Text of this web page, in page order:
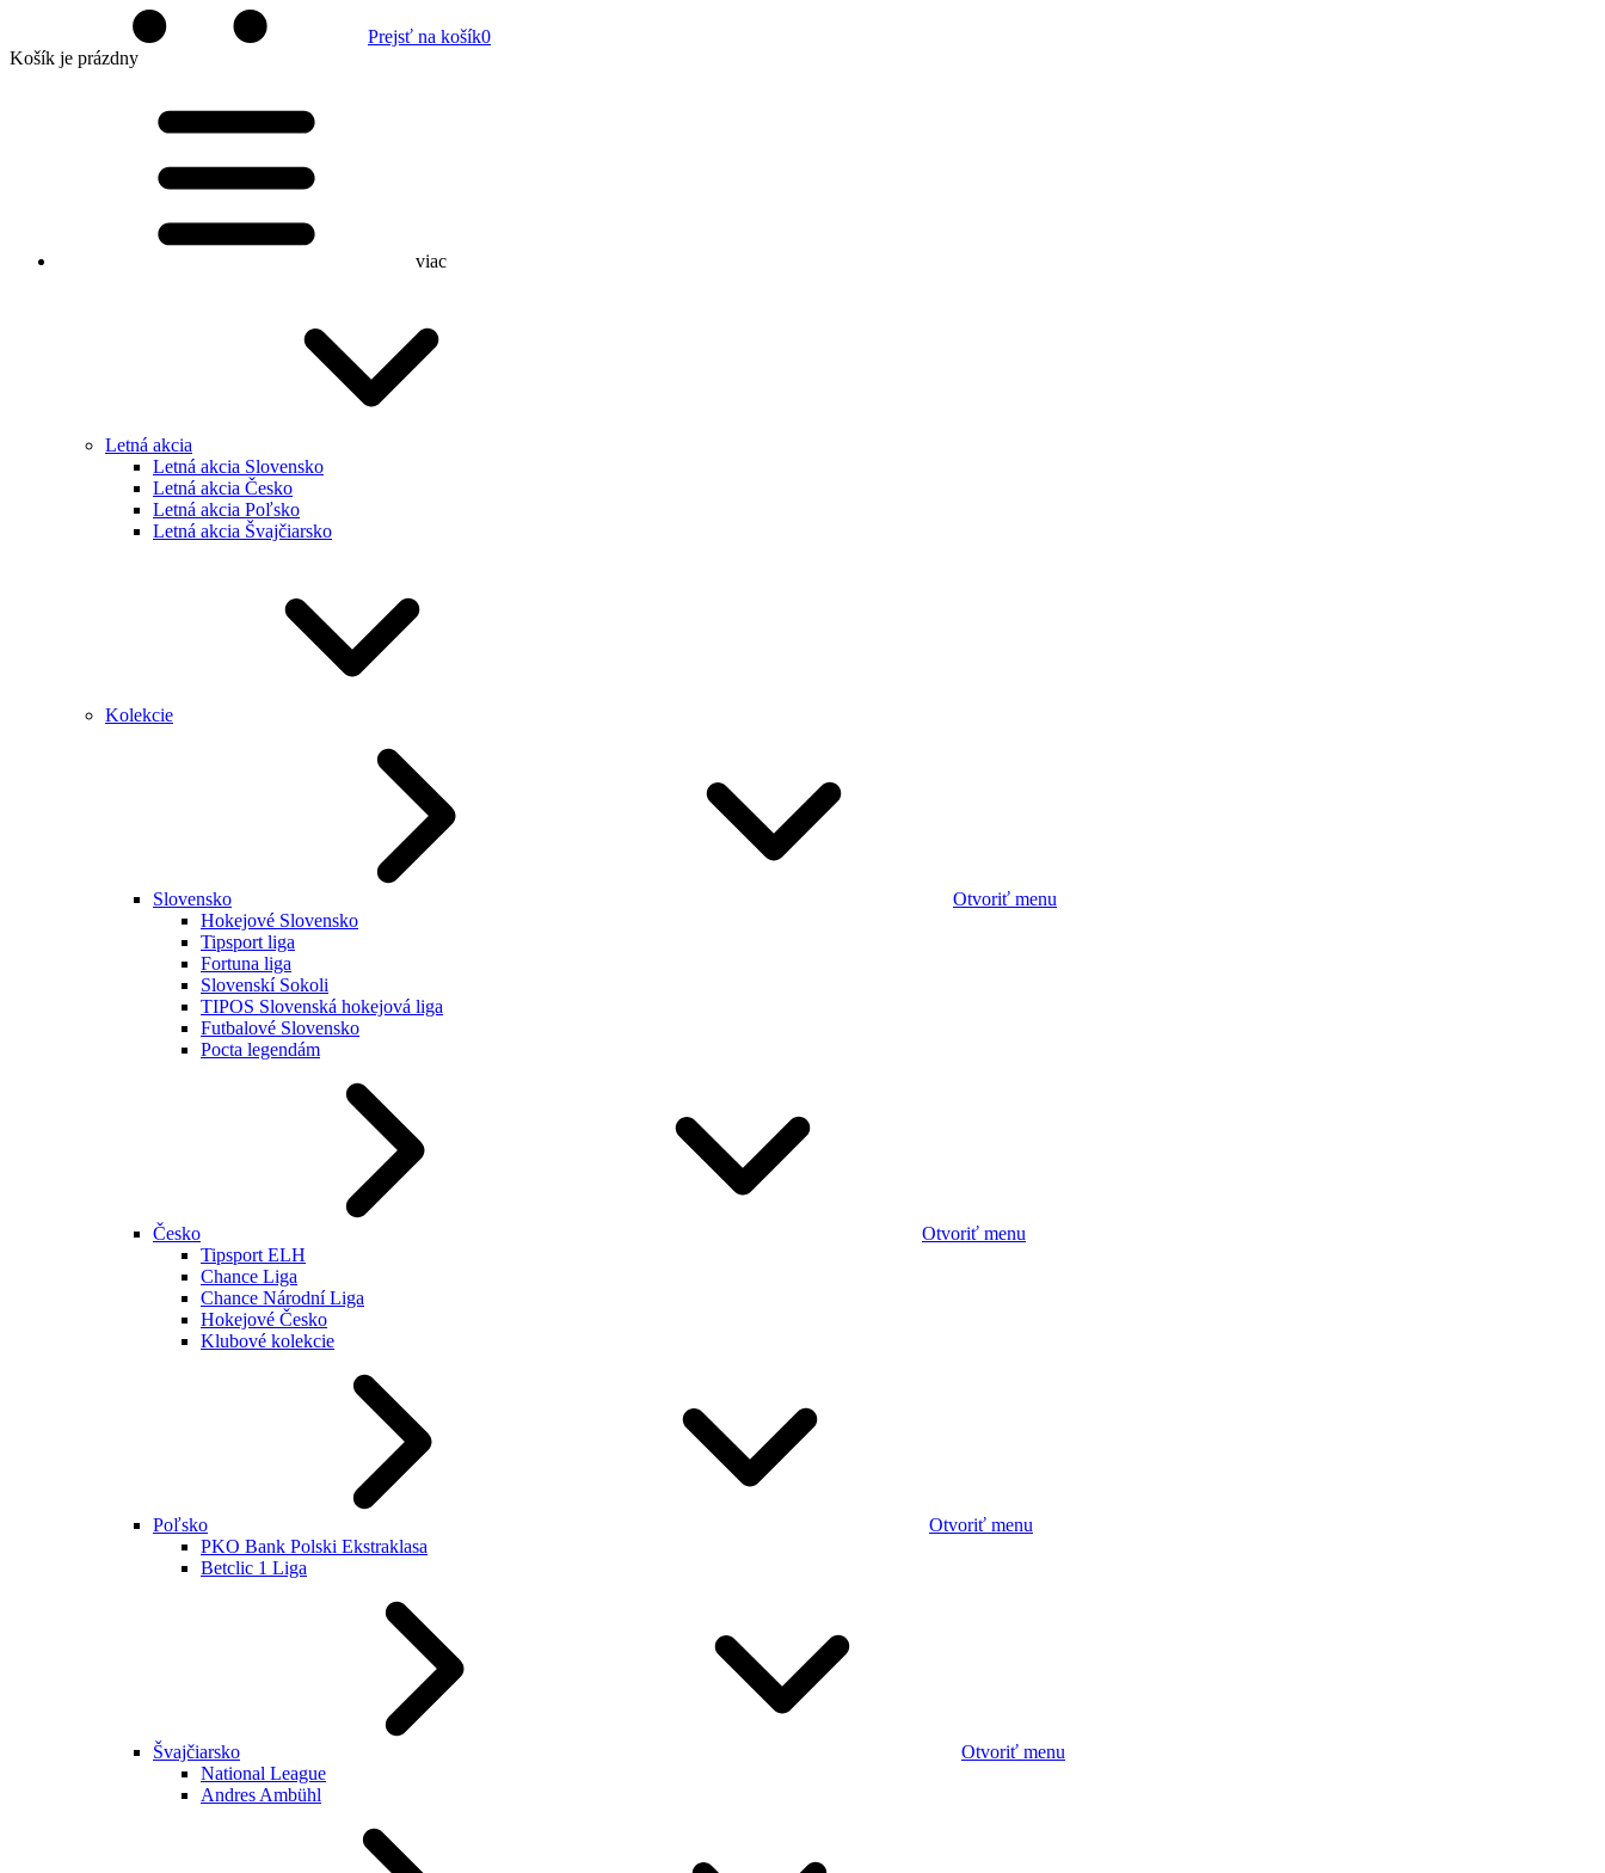
Prejsť na košík0
Košík je prázdny
viac
Letná akcia
Letná akcia Slovensko
Letná akcia Česko
Letná akcia Poľsko
Letná akcia Švajčiarsko
Kolekcie
Slovensko
Otvoriť menu
Hokejové Slovensko
Tipsport liga
Fortuna liga
Slovenskí Sokoli
TIPOS Slovenská hokejová liga
Futbalové Slovensko
Pocta legendám
Česko
Otvoriť menu
Tipsport ELH
Chance Liga
Chance Národní Liga
Hokejové Česko
Klubové kolekcie
Poľsko
Otvoriť menu
PKO Bank Polski Ekstraklasa
Betclic 1 Liga
Švajčiarsko
Otvoriť menu
National League
Andres Ambühl